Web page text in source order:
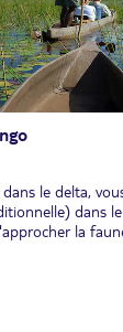
le delta,
dans le
la
de Moremi